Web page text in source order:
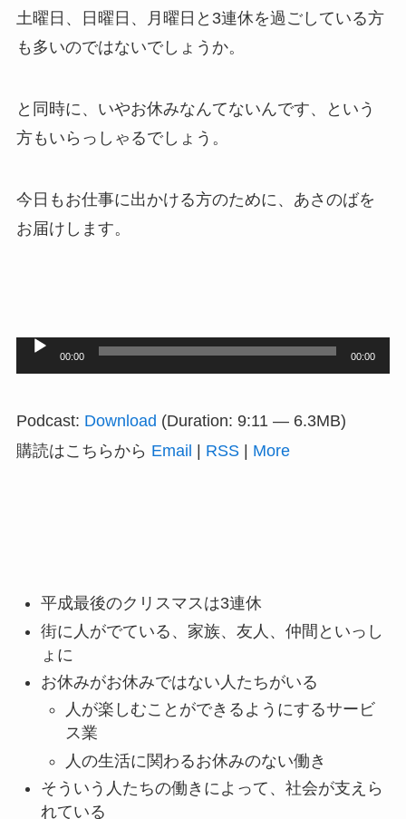
土曜日、日曜日、月曜日と3連休を過ごしている方
も多いのではないでしょうか。
と同時に、いやお休みなんてないんです、という
方もいらっしゃるでしょう。
今日もお仕事に出かける方のために、あさのばを
お届けします。
レ
00:00 00:00
Podcast: Download (Duration: 9:11 — 6.3MB)
購読はこちらから Email | RSS| More
平成最後のクリスマスは3連休
街に人がでている、家族、友人、仲間といっし
ょに
お休みがお休みではない人たちがいる
人が楽しむことができるようにするサービ
ス業
人の生活に関わるお休みのない働き
そういう人たちの働きによって、社会が支えら
れている